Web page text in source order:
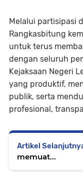
Melalui partisipasi
Rangkasbitung
untuk terus
dengan seluruh
Kejaksaan Negeri
yang produktif,
publik, serta
profesional,
Artikel
memuat...